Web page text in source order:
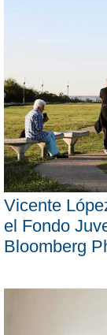
Vicente
el Fondo
Bloomberg